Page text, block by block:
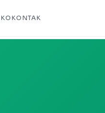
KONTAK